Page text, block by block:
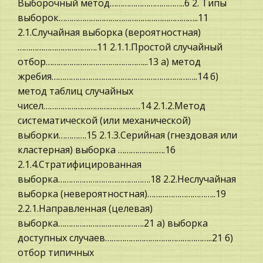
Менеджмент (Теория управления и
организации)
Криминалистика и криминология
Уголовное право
Трудовое право
Радиоэлектроника
Международные экономические и валютно-
кредитные отношения
Банковское дело и кредитование
Религия
Программное обеспечение
История
Материаловедение
Административное право
социального развития и особая форма
собственности - античное рабовладение, а
также основанная на ней форма производства.
Общей, конечно со своими особенностями
Учет доходов
Комментарий. 6. Заключение. 7. Список
используемой литературы . 1. Введение.
Доходами организации признается увеличение
экономических выгод в результате поступления
активов и (или) погашение обязател
Реализация компетентностного подхода на
уроках математики в начальной школе
Естественно, что реализовываться данный
подход должен уже в начальной школе. Однако
большинство школьных программ,
используемых в современной начальной школе,
Выборочный метод……………………………..6 2. Типы
выборок………………………………………………………..11
2.1.Случайная выборка (вероятностная)
……………………………….11 2.1.1.Простой случайный
отбор………………………………………...13 а) метод
жребия…………………………………………………………..14 б)
метод таблиц случайных
чисел………………………………………14 2.1.2.Метод
систематической (или механической)
выборки………….15 2.1.3.Серийная (гнездовая или
кластерная) выборка ………………….16
2.1.4.Стратифицированная
выборка…………………………………….18 2.2.Неслучайная
выборка (невероятностная)…………………………..19
2.2.1.Направленная (целевая)
выборка………………………………….21 а) выборка
доступных случаев…………………………………………..21 б)
отбор типичных